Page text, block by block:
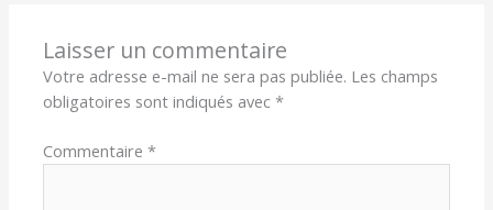
Laisser un commentaire
Votre adresse e-mail ne sera pas publiée. Les champs
obligatoires sont indiqués avec*
Commentaire*